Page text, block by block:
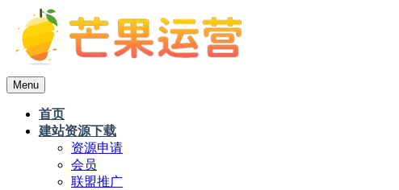
Menu
首页
建站资源下载
资源申请
会员
联盟推广